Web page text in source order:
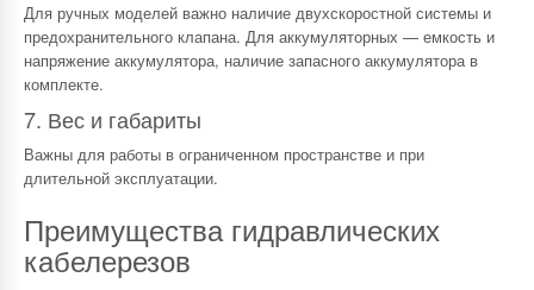
Для ручных моделей важно наличие двухскоростной системы и
предохранительного клапана. Для аккумуляторных — емкость и
напряжение аккумулятора, наличие запасного аккумулятора в
комплекте.
7. Вес и габариты
Важны для работы в ограниченном пространстве и при
длительной эксплуатации.
Преимущества гидравлических
кабелерезов